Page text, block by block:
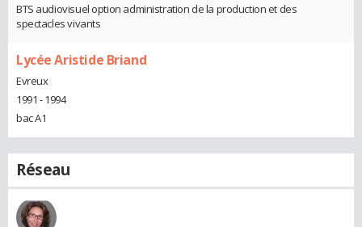
BTS audiovisuel option administration de la production et des
spectacles vivants
Lycée Aristide Briand
Evreux
1991 - 1994
bac A1
Réseau